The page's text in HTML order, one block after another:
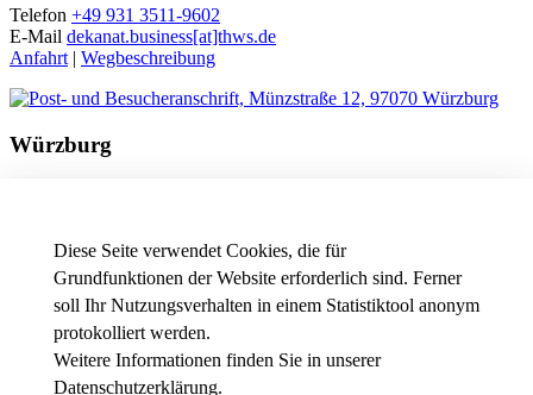
Diese Seite verwendet Cookies, die für
Grundfunktionen der Website erforderlich sind. Ferner
soll Ihr Nutzungsverhalten in einem Statistiktool anonym
protokolliert werden.
Weitere Informationen finden Sie in unserer
Datenschutzerklärung.
Telefon +49 931 3511-9602
E-Mail dekanat.business[at]thws.de
Anfahrt | Wegbeschreibung
Würzburg
Telefon+49 931 3511-9602
dekanat.business[at]thws.de
Anfahrt| Wegbeschreibung